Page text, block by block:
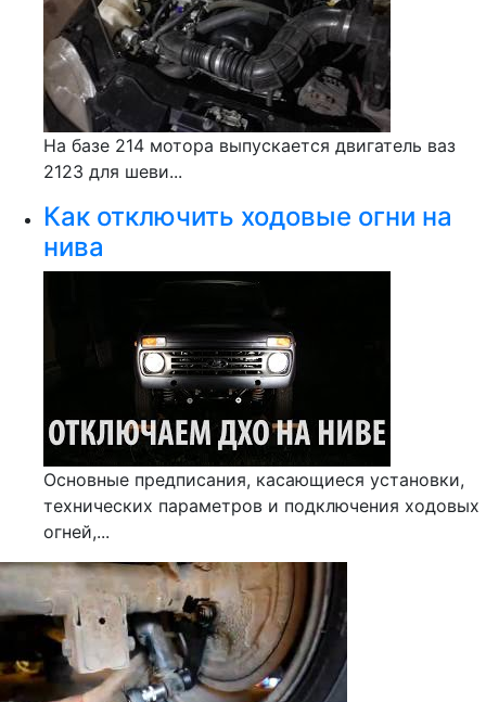
На базе 214 мотора выпускается двигатель ваз
2123 для шеви...
Как отключить ходовые огни на
нива
Основные предписания, касающиеся установки,
технических параметров и подключения ходовых
огней,...